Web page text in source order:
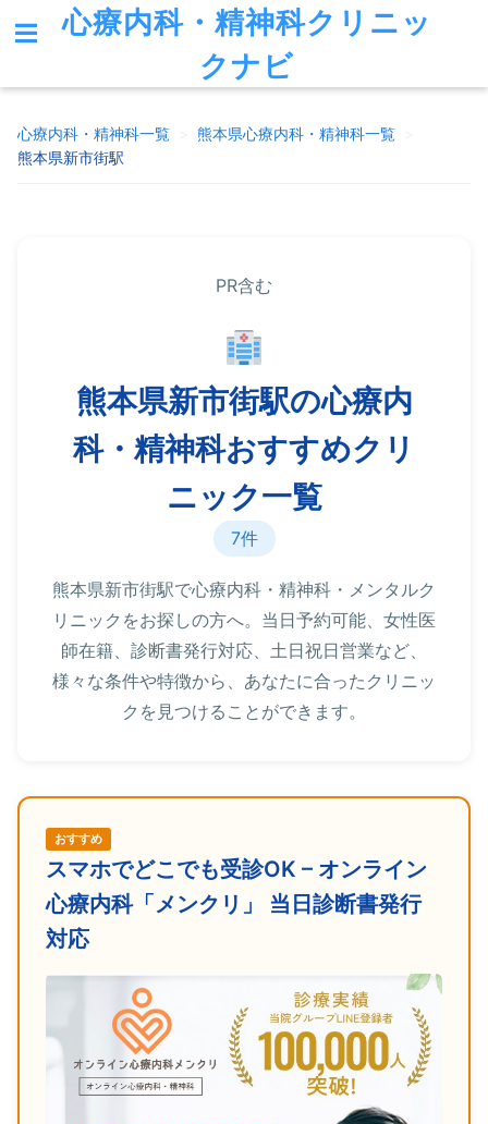
心療内科・精神科クリニッ
クナビ
心療内科・精神科一覧 熊本県心療内科・精神科一覧
熊本県新市街駅
PR含む
熊本県新市街駅の心療内
科・精神科おすすめクリ
ニック一覧
7件
熊本県新市街駅で心療内科・精神科・メンタルク
リニックをお探しの方へ。当日予約可能、女性医
師在籍、診断書発行対応、土日祝日営業など、
様々な条件や特徴から、あなたに合ったクリニッ
クを見つけることができます。
おすすめ
スマホでどこでも受診OK – オンライン
心療内科「メンクリ」 当日診断書発行
対応